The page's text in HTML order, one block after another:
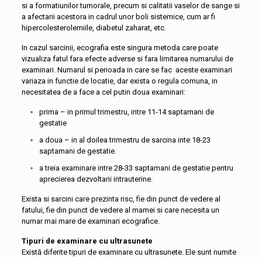
si a formatiunilor tumorale, precum si calitatii vaselor de sange si
a afectarii acestora in cadrul unor boli sistemice, cum ar fi
hipercolesterolemiile, diabetul zaharat, etc.
In cazul sarcinii, ecografia este singura metoda care poate
vizualiza fatul fara efecte adverse si fara limitarea numarului de
examinari. Numarul si perioada in care se fac aceste examinari
variaza in functie de locatie, dar exista o regula comuna, in
necesitatea de a face a cel putin doua examinari:
prima – in primul trimestru, intre 11-14 saptamani de
gestatie
a doua – in al doilea trimestru de sarcina inte 18-23
saptamani de gestatie.
a treia examinare intre 28-33 saptamani de gestatie pentru
aprecierea dezvoltarii intrauterine.
Exista si sarcini care prezinta risc, fie din punct de vedere al
fatului, fie din punct de vedere al mamei si care necesita un
numar mai mare de examinari ecografice.
Tipuri de examinare cu ultrasunete
Există diferite tipuri de examinare cu ultrasunete. Ele sunt numite